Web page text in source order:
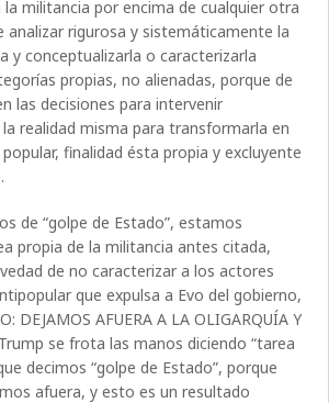
la militancia por encima de cualquier otra
analizar rigurosa y sistemáticamente la
y conceptualizarla o caracterizarla
propias, no alienadas, porque de
las decisiones para intervenir
realidad misma para transformarla en
finalidad ésta propia y excluyente
de “golpe de Estado”, estamos
propia de la militancia antes citada,
de no caracterizar a los actores
que expulsa a Evo del gobierno,
DEJAMOS AFUERA A LA OLIGARQUÍA Y
se frota las manos diciendo “tarea
decimos “golpe de Estado”, porque
afuera, y esto es un resultado